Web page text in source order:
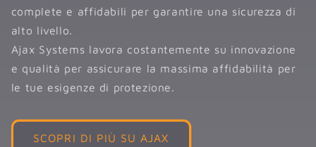
complete e affidabili per garantire una sicurezza di
alto livello.
Ajax Systems lavora costantemente su innovazione
e qualità per assicurare la massima affidabilità per
le tue esigenze di protezione.
SCOPRI DI PIÙ SU AJAX